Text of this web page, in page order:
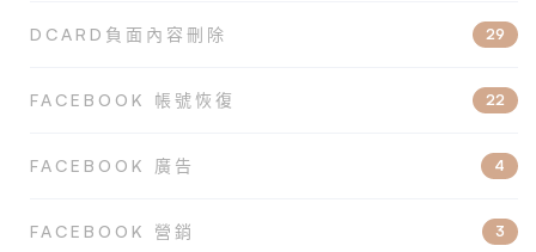
DCARD負面內容刪除 29
FACEBOOK 帳號恢復 22
FACEBOOK 廣告 4
FACEBOOK 營銷 3